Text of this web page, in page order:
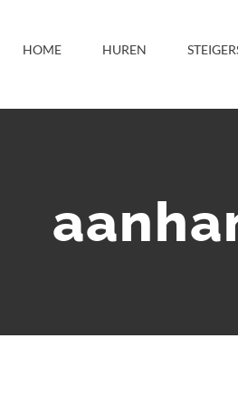
HOME HUREN